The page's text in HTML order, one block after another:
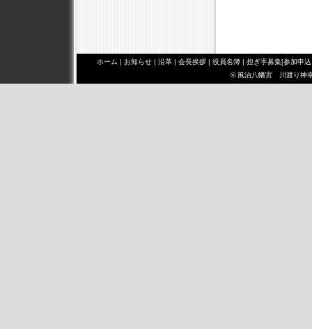
ホーム | お知らせ | 沿革 | 会長挨拶 | 役員名簿 | 担ぎ手募集[参加申
© 風治八幡宮 川渡り神